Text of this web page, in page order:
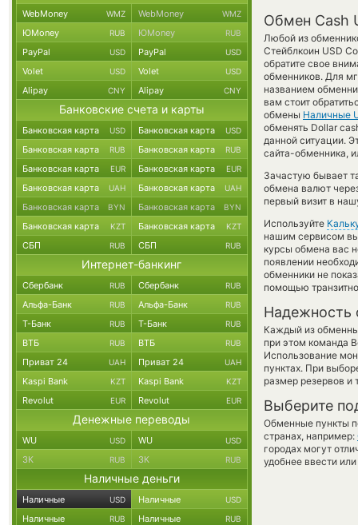
Обмен Cash
Любой из
Стейблкоин USD
обратите свое
обменников. Для
названием
вам стоит
обмены Наличные
обменять Dollar
данной ситуации.
сайта-обменника,
Зачастую бывает
обмена валют
первый визит в
Используйте
нашим сервисом
курсы обмена вас
появлении
обменники не
помощью
Надежность
Каждый из
при этом команда
Использование
пунктах. При
размер резервов и
Выберите
Обменные пункты
странах, например:
городах могут
удобнее ввести
WebMoney WMZ WebMoney WMZ
ЮMoney RUB ЮMoney RUB
PayPal USD PayPal USD
Volet USD Volet USD
Alipay CNY Alipay CNY
Банковские счета и карты
Банковская карта USD Банковская карта USD
Банковская карта RUB Банковская карта RUB
Банковская карта EUR Банковская карта EUR
Банковская карта UAH Банковская карта UAH
Банковская карта BYN Банковская карта BYN
Банковская карта KZT Банковская карта KZT
СБП RUB СБП RUB
Интернет-банкинг
Сбербанк RUB Сбербанк RUB
Альфа-Банк RUB Альфа-Банк RUB
Т-Банк RUB Т-Банк RUB
ВТБ RUB ВТБ RUB
Приват 24 UAH Приват 24 UAH
Kaspi Bank KZT Kaspi Bank KZT
Revolut EUR Revolut EUR
Денежные переводы
WU USD WU USD
ЗК RUB ЗК RUB
Наличные деньги
Наличные USD Наличные USD
Наличные RUB Наличные RUB